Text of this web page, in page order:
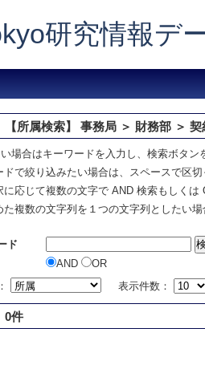
研究情報デ
【所属検索】 事務局 ＞ 財務部 ＞
場合はキーワードを入力し、検索ボタ
で絞り込みたい場合は、スペースで区
応じて複数の文字で AND 検索もしくは
複数の文字列を１つの文字列としたい
ド
AND
OR
表示件数：
0件